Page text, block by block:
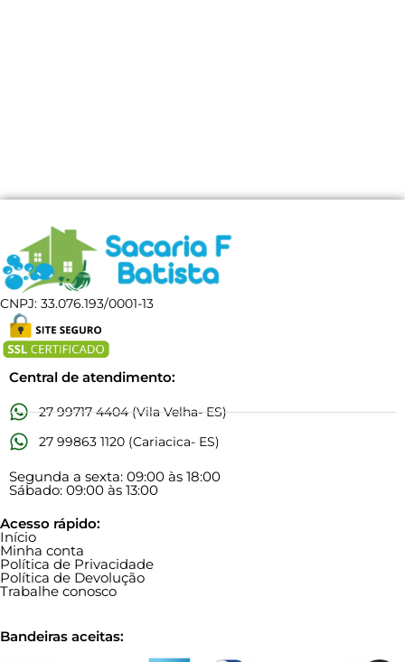
CNPJ: 33.076.193/0001-13
Central de atendimento:
27 99717 4404 (Vila Velha- ES)
27 99863 1120 (Cariacica- ES)
Segunda a sexta: 09:00 às 18:00
Sábado: 09:00 às 13:00
Acesso rápido:
Início
Minha conta
Política de Privacidade
Política de Devolução
Trabalhe conosco
Bandeiras aceitas: